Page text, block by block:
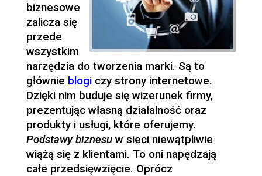
biznesowe
zalicza się
przede
wszystkim
narzędzia do tworzenia marki. Są to
głównie blogiczy strony internetowe.
Dzięki nim buduje się wizerunek firmy,
prezentując własną działalność oraz
produkty i usługi, które oferujemy.
Podstawy biznesuw sieci niewątpliwie
wiążą się z klientami. To oni napędzają
całe przedsięwzięcie. Oprócz